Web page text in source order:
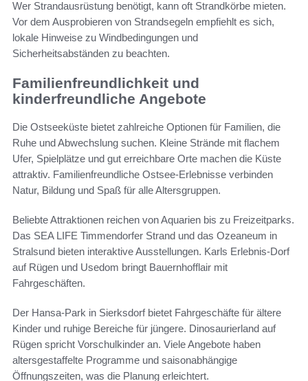
Wer Strandausrüstung benötigt, kann oft Strandkörbe mieten.
Vor dem Ausprobieren von Strandsegeln empfiehlt es sich,
lokale Hinweise zu Windbedingungen und
Sicherheitsabständen zu beachten.
Familienfreundlichkeit und
kinderfreundliche Angebote
Die Ostseeküste bietet zahlreiche Optionen für Familien, die
Ruhe und Abwechslung suchen. Kleine Strände mit flachem
Ufer, Spielplätze und gut erreichbare Orte machen die Küste
attraktiv. Familienfreundliche Ostsee-Erlebnisse verbinden
Natur, Bildung und Spaß für alle Altersgruppen.
Beliebte Attraktionen reichen von Aquarien bis zu Freizeitparks.
Das SEA LIFE Timmendorfer Strand und das Ozeaneum in
Stralsund bieten interaktive Ausstellungen. Karls Erlebnis-Dorf
auf Rügen und Usedom bringt Bauernhofflair mit
Fahrgeschäften.
Der Hansa-Park in Sierksdorf bietet Fahrgeschäfte für ältere
Kinder und ruhige Bereiche für jüngere. Dinosaurierland auf
Rügen spricht Vorschulkinder an. Viele Angebote haben
altersgestaffelte Programme und saisonabhängige
Öffnungszeiten, was die Planung erleichtert.